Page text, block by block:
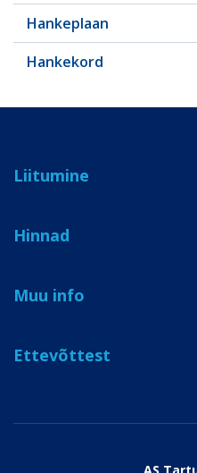
Hankeplaan
Hankekord
Liitumine
Hinnad
Muu info
Ettevõttest